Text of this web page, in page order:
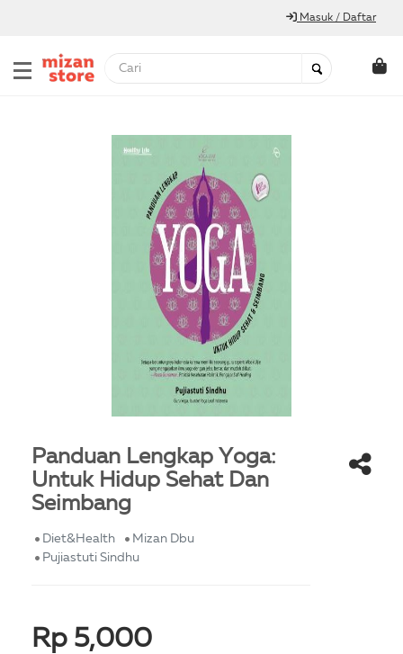
Masuk / Daftar
Panduan Lengkap Yoga:
Untuk Hidup Sehat Dan
Seimbang
Diet&Health
Mizan Dbu
Pujiastuti Sindhu
Rp 5,000